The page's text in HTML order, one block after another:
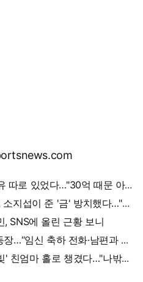
, SNS에 올린 근황 보니